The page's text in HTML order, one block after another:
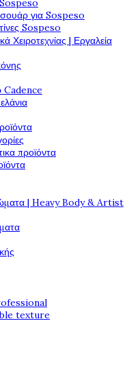
για Sospeso
Sospeso
Χειροτεχνίας | Εργαλεία
Cadence
προϊόντα
| Heavy Body & Artist
texture